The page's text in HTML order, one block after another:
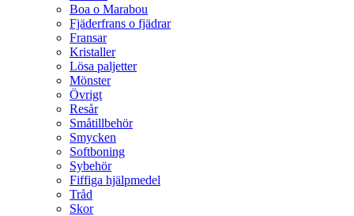
Boa o Marabou
Fjäderfrans o fjädrar
Fransar
Kristaller
Lösa paljetter
Mönster
Övrigt
Resår
Småtillbehör
Smycken
Softboning
Sybehör
Fiffiga hjälpmedel
Tråd
Skor